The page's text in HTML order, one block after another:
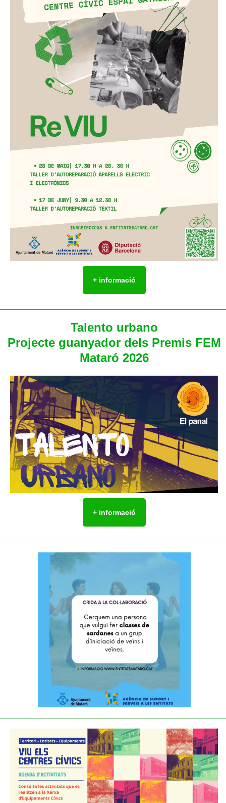
+ informació
Talento urbano
Projecte guanyador dels Premis FEM
Mataró 2026
+ informació